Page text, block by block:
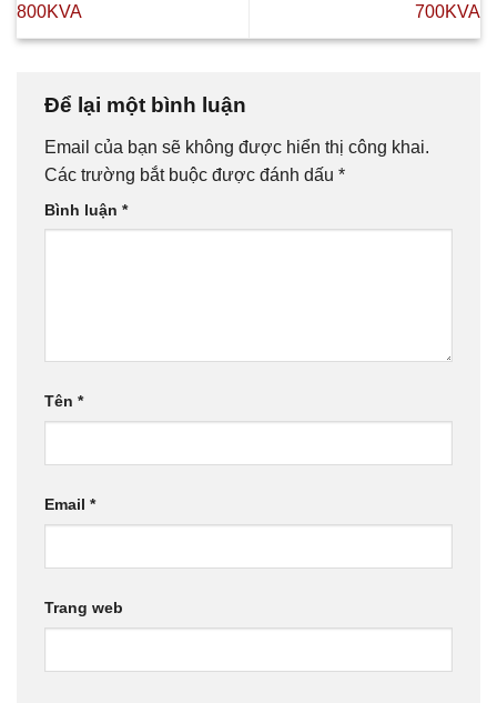
800KVA
700KVA
Để lại một bình luận
Email của bạn sẽ không được hiển thị công khai.
Các trường bắt buộc được đánh dấu *
Bình luận *
Tên *
Email *
Trang web